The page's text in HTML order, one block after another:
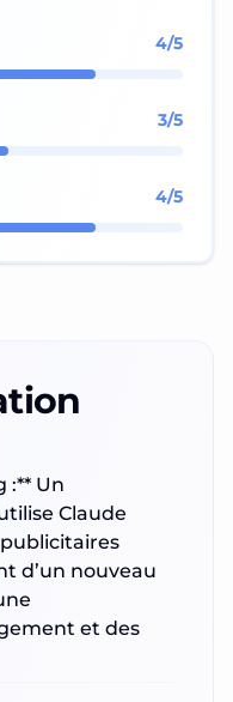
4/5
3/5
4/5
:** Un
Claude
d’un nouveau
et des